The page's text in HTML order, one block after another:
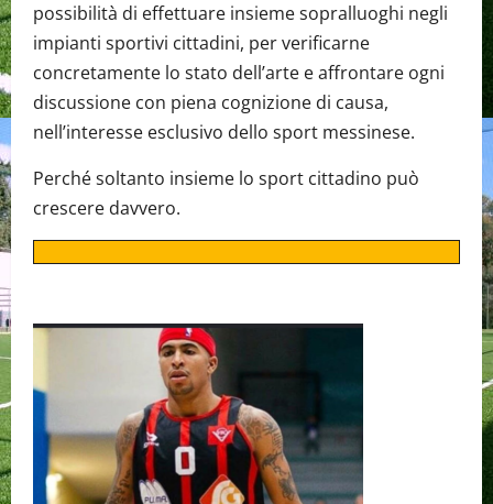
possibilità di effettuare insieme sopralluoghi negli
impianti sportivi cittadini, per verificarne
concretamente lo stato dell’arte e affrontare ogni
discussione con piena cognizione di causa,
nell’interesse esclusivo dello sport messinese.
Perché soltanto insieme lo sport cittadino può
crescere davvero.